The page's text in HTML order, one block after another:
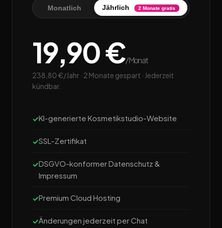
Monatlich Jährlich 2 Monate gratis
19,90 €/Monat
238,80 €/Jahr · 2 Monate gespart · Jederzeit
kündbar.
KI-generierte Kosmetikstudio-Website
SSL-Zertifikat
DSGVO-konformer Datenschutz &
Impressum
Premium Cloud Hosting
Änderungen jederzeit per Chat